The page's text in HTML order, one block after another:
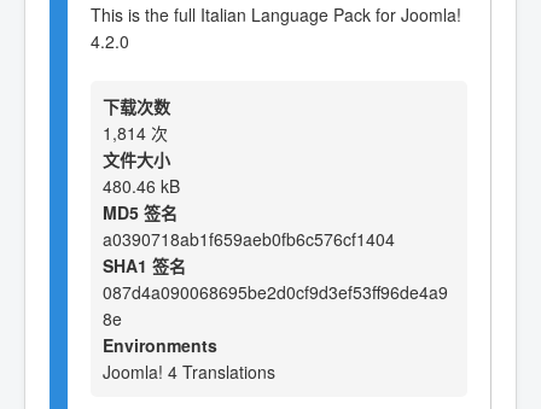
This is the full Italian Language Pack for Joomla!
4.2.0
下载次数
1,814 次
文件大小
480.46 kB
MD5 签名
a0390718ab1f659aeb0fb6c576cf1404
SHA1 签名
087d4a090068695be2d0cf9d3ef53ff96de4a9
8e
Environments
Joomla! 4 Translations